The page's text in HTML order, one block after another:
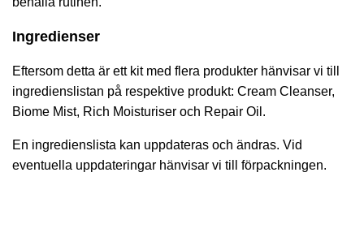
Ingredienser
Eftersom detta är ett kit med flera produkter hänvisar vi till
ingredienslistan på respektive produkt: Cream Cleanser,
Biome Mist, Rich Moisturiser och Repair Oil .
En ingredienslista kan uppdateras och ändras. Vid
eventuella uppdateringar hänvisar vi till förpackningen.